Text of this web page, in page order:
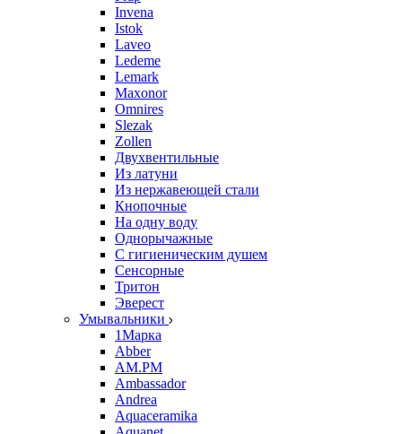
Invena
Istok
Laveo
Ledeme
Lemark
Maxonor
Omnires
Slezak
Zollen
Двухвентильные
Из латуни
Из нержавеющей стали
Кнопочные
На одну воду
Однорычажные
С гигиеническим душем
Сенсорные
Тритон
Эверест
Умывальники
1Марка
Abber
AM.PM
Ambassador
Andrea
Aquaceramika